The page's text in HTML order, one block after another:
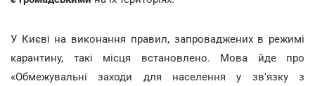
У Києві на виконання правил, запроваджених в режимі
карантину, такі місця встановлено. Мова йде про
«Обмежувальні заходи для населення у зв'язку з